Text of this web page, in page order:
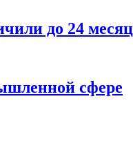
до 24
сфере